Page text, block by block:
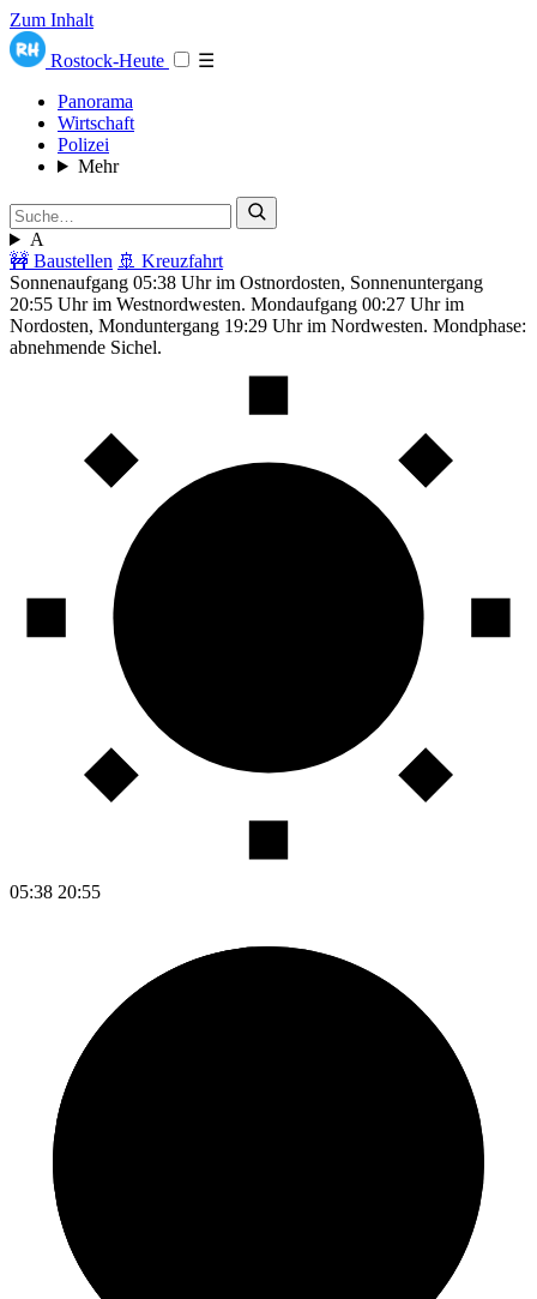
Zum Inhalt
Rostock-Heute
☰
Panorama
Wirtschaft
Polizei
Mehr
A
🚧 Baustellen 🚢 Kreuzfahrt
Sonnenaufgang 05:38 Uhr im Ostnordosten, Sonnenuntergang
20:55 Uhr im Westnordwesten. Mondaufgang 00:27 Uhr im
Nordosten, Monduntergang 19:29 Uhr im Nordwesten. Mondphase:
abnehmende Sichel.
05:38 20:55